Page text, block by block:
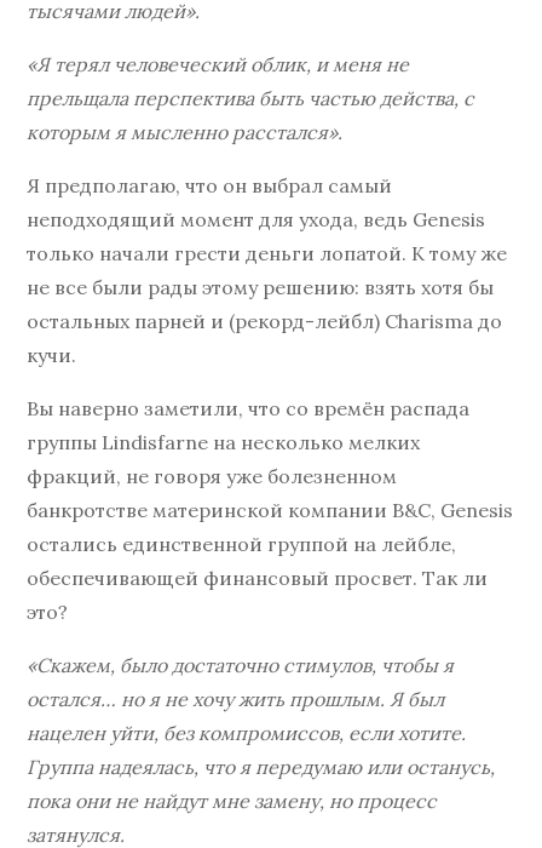
тысячами людей».
«Я терял человеческий облик, и меня не
прельщала перспектива быть частью действа, с
которым я мысленно расстался».
Я предполагаю, что он выбрал самый
неподходящий момент для ухода, ведь Genesis
только начали грести деньги лопатой. К тому же
не все были рады этому решению: взять хотя бы
остальных парней и (рекорд-лейбл) Charisma до
кучи.
Вы наверно заметили, что со времён распада
группы Lindisfarne на несколько мелких
фракций, не говоря уже болезненном
банкротстве материнской компании B&C, Genesis
остались единственной группой на лейбле,
обеспечивающей финансовый просвет. Так ли
это?
«Скажем, было достаточно стимулов, чтобы я
остался… но я не хочу жить прошлым. Я был
нацелен уйти, без компромиссов, если хотите.
Группа надеялась, что я передумаю или останусь,
пока они не найдут мне замену, но процесс
затянулся.